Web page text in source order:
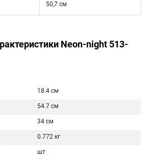
50,7 см
Neon-night 513-
18.4 см
54.7 см
34 см
0.772 кг
шт